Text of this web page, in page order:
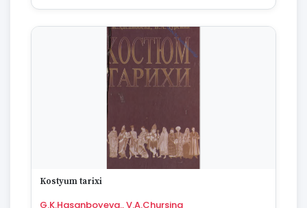
Kostyum tarixi
G.K.Hasanboyeva., V.A.Chursina